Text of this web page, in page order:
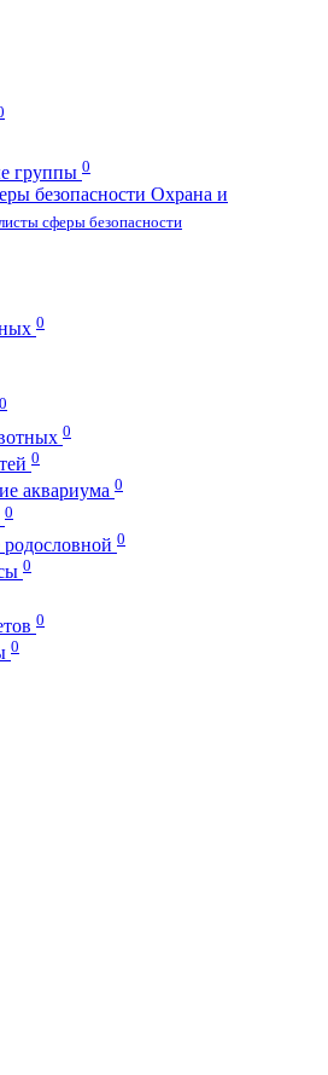
группы 0
Охрана и
сферы безопасности
0
0
0
0
аквариума 0
0
0
0
0
0